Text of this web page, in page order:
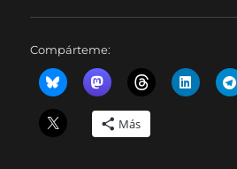
Compárteme:
Más